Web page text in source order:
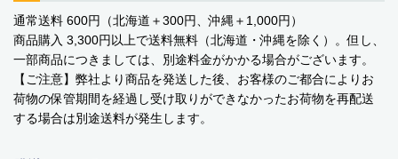
kusuguru Japan
noa family
MARNA マーナ
通常送料 600円（北海道＋300円、沖縄＋1,000円）
商品購入 3,300円以上で送料無料（北海道・沖縄を除く）。但し、
一部商品につきましては、別途料金がかかる場合がございます。
【ご注意】弊社より商品を発送した後、お客様のご都合によりお
荷物の保管期間を経過し受け取りができなかったお荷物を再配送
する場合は別途送料が発生します。